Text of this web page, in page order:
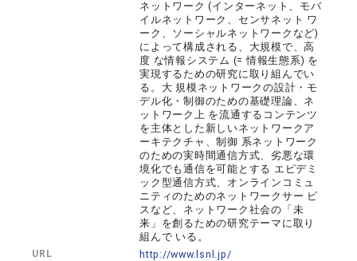
ネットワーク (インターネット、モバ
イルネットワーク、センサネット ワ
ーク、ソーシャルネットワークなど)
によって構成される、大規模で、高
度 な情報システム (= 情報生態系) を
実現するための研究に取り組んでい
る。大 規模ネットワークの設計・モ
デル化・制御のための基礎理論、ネ
ットワーク上 を流通するコンテンツ
を主体とした新しいネットワークア
ーキテクチャ、制御 系ネットワーク
のための実時間通信方式、劣悪な環
境化でも通信を可能とする エピデミ
ック型通信方式、オンラインコミュ
ニティのためのネットワークサー ビ
スなど、ネットワーク社会の「未
来」を創るための研究テーマに取り
組んで いる。
URL http://www.lsnl.jp/